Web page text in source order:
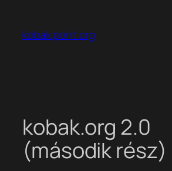
tartalomhoz
kobak pont org
kobak.org 2.0
(második rész)